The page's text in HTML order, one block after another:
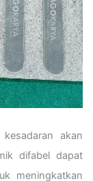
akan
difabel dapat
meningkatkan